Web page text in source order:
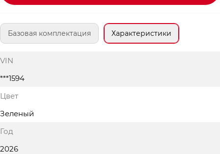
Базовая комплектация Характеристики
VIN
***1594
Цвет
Зеленый
Год
2026